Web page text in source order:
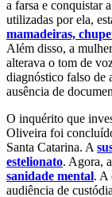
a farsa e conquistar
utilizadas por ela,
mamadeiras,
Além disso, a
alterava o tom de
diagnóstico falso de
ausência de
O inquérito que
Oliveira foi
Santa Catarina. A
estelionato. Agora,
sanidade mental. A
audiência de